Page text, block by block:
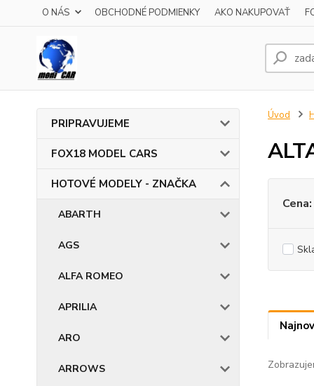
O NÁS OBCHODNÉ PODMIENKY AKO NAKUPOVAŤ
PRIPRAVUJEME
FOX18 MODEL CARS
HOTOVÉ MODELY - ZNAČKA
ABARTH
AGS
ALFA ROMEO
APRILIA
ARO
ARROWS
Úvod
Cena: